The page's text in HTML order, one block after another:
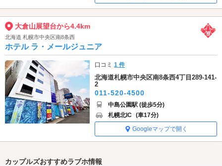
大倉山展望台から4.4km
北海道 札幌市中央区南8条西
ホテル ラ・メールジュニア
口コミ1 件
北海道札幌市中央区南8条西4丁目289-141-
2
011-520-4500
中島公園駅 (徒歩5分)
札幌北IC (車17分)
Googleマップで開く
カップルズおすすめラブホ情報